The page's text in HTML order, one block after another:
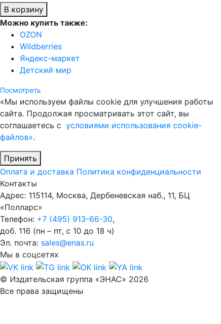
В корзину
Можно купить также:
OZON
Wildberries
Яндекс-маркет
Детский мир
Посмотреть
«Мы используем файлы cookie для улучшения работы
сайта. Продолжая просматривать этот сайт, вы
соглашаетесь с условиями использования cookie-
файлов».
Принять
Оплата и доставка Политика конфиденциальности
Контакты
Адрес: 115114, Москва, Дербеневская наб., 11, БЦ
«Полларс»
Телефон: +7 (495) 913-66-30,
доб. 116 (пн – пт, с 10 до 18 ч)
Эл. почта: sales@enas.ru
Мы в соцсетях
© Издательская группа «ЭНАС» 2026
Все права защищены